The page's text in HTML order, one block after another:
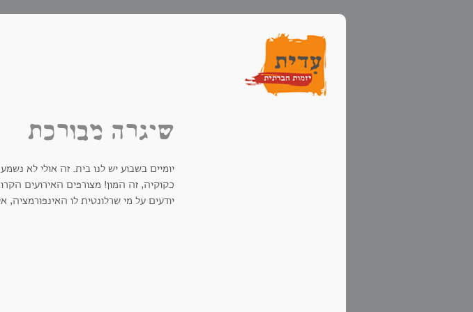
שיגרה מבורכת
יומיים בשבוע יש לנו בית. זה אולי לא
כקוקיה, זה המון! מצורפים האירועים
יודעים על מי שרלונטית לו